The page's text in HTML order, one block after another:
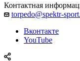
Контактная
torpedo@spektr-
Вконтакте
YouTube